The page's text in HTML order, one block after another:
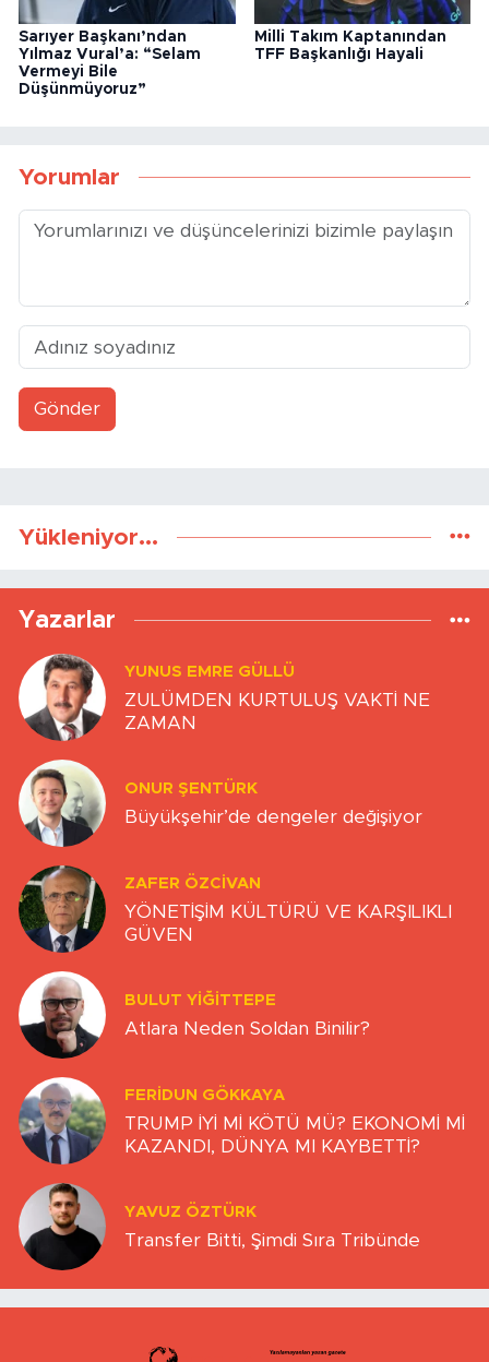
Sarıyer Başkanı’ndan
Yılmaz Vural’a: “Selam
Vermeyi Bile
Düşünmüyoruz”
Milli Takım Kaptanından
TFF Başkanlığı Hayali
Yorumlar
Gönder
Yükleniyor...
Yazarlar
YUNUS EMRE GÜLLÜ
ZULÜMDEN KURTULUŞ VAKTİ NE
ZAMAN
ONUR ŞENTÜRK
Büyükşehir’de dengeler değişiyor
ZAFER ÖZCIVAN
YÖNETİŞİM KÜLTÜRÜ VE KARŞILIKLI
GÜVEN
BULUT YİĞİTTEPE
Atlara Neden Soldan Binilir?
FERIDUN GÖKKAYA
TRUMP İYİ Mİ KÖTÜ MÜ? EKONOMİ Mİ
KAZANDI, DÜNYA MI KAYBETTİ?
YAVUZ ÖZTÜRK
Transfer Bitti, Şimdi Sıra Tribünde